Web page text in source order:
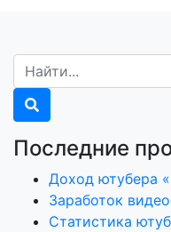
Последние
Доход ютубера
Заработок
Статистика